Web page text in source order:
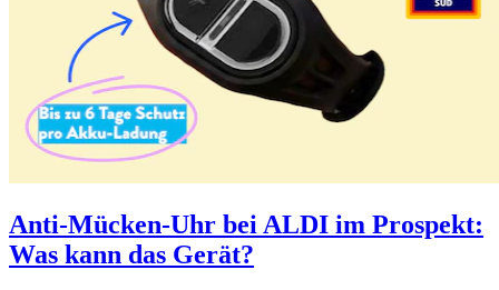
Anti-Mücken-Uhr bei ALDI im Prospekt:
Was kann das Gerät?